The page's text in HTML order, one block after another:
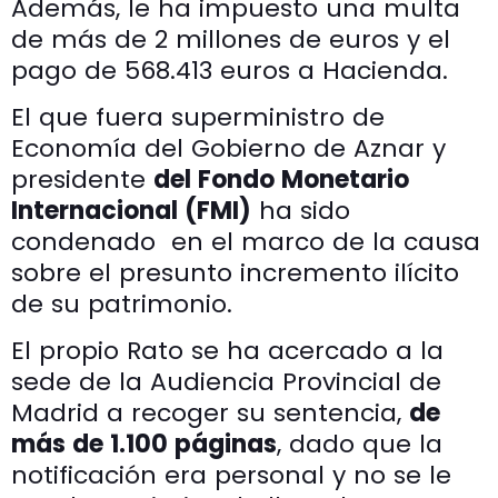
Además, le ha impuesto una multa
de más de 2 millones de euros y el
pago de 568.413 euros a Hacienda.
El que fuera superministro de
Economía del Gobierno de Aznar y
presidente del Fondo Monetario
Internacional (FMI) ha sido
condenado en el marco de la causa
sobre el presunto incremento ilícito
de su patrimonio.
El propio Rato se ha acercado a la
sede de la Audiencia Provincial de
Madrid a recoger su sentencia, de
más de 1.100 páginas, dado que la
notificación era personal y no se le